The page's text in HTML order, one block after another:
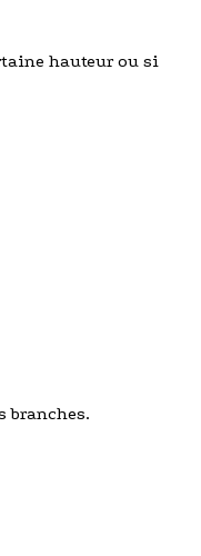
hauteur ou si
branches.